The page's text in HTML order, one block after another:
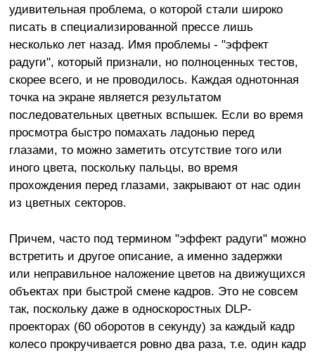
удивительная проблема, о которой стали широко
писать в специализированной прессе лишь
несколько лет назад. Имя проблемы - "эффект
радуги", который признали, но полноценных тестов,
скорее всего, и не проводилось. Каждая однотонная
точка на экране является результатом
последовательных цветных вспышек. Если во время
просмотра быстро помахать ладонью перед
глазами, то можно заметить отсутствие того или
иного цвета, поскольку пальцы, во время
прохождения перед глазами, закрывают от нас один
из цветных секторов.
Причем, часто под термином "эффект радуги" можно
встретить и другое описание, а именно задержки
или неправильное наложение цветов на движущихся
объектах при быстрой смене кадров. Это не совсем
так, поскольку даже в односкоростных DLP-
проекторах (60 оборотов в секунду) за каждый кадр
колесо прокручивается ровно два раза, т.е. один кадр